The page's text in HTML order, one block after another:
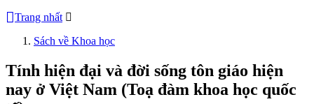
Trang nhất
Sách về Khoa học
Tính hiện đại và đời sống tôn giáo hiện
nay ở Việt Nam (Toạ đàm khoa học quốc